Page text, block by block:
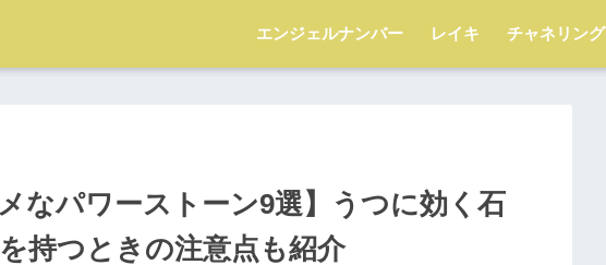
エンジェルナンバー レイキ チャネリング
なパワーストーン9選】うつに効く石
持つときの注意点も紹介